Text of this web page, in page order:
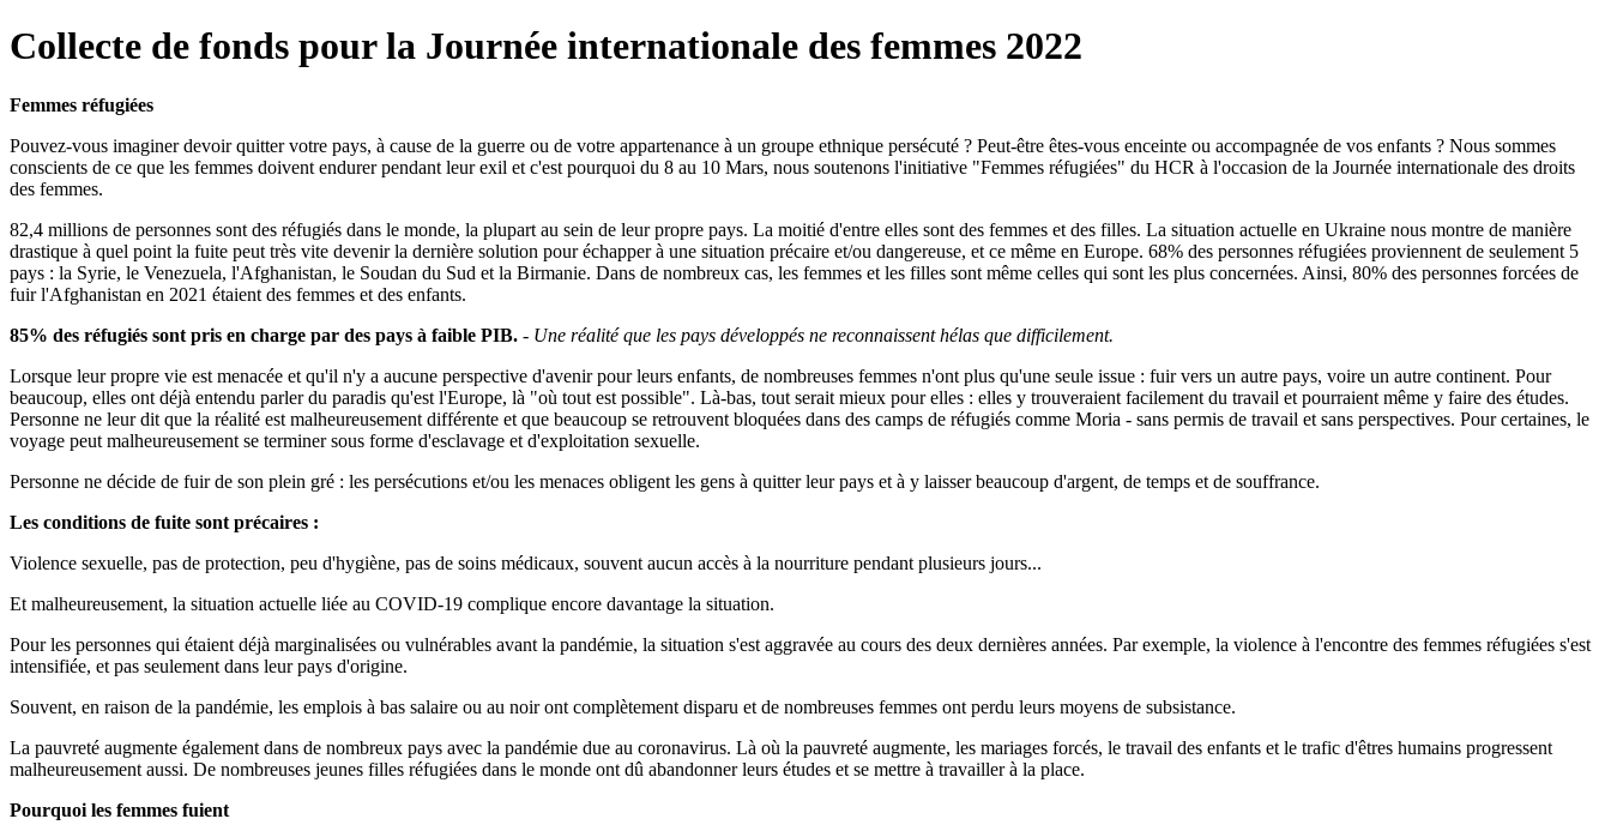
Collecte de fonds pour la Journée internationale des femmes 2022
Femmes réfugiées
Pouvez-vous imaginer devoir quitter votre pays, à cause de la guerre ou de votre appartenance à un groupe ethnique persécuté ? Peut-être êtes-vous enceinte ou accompagnée de vos enfants ? Nous sommes
conscients de ce que les femmes doivent endurer pendant leur exil et c'est pourquoi du 8 au 10 Mars, nous soutenons l'initiative "Femmes réfugiées" du HCR à l'occasion de la Journée internationale des droits
des femmes.
82,4 millions de personnes sont des réfugiés dans le monde, la plupart au sein de leur propre pays. La moitié d'entre elles sont des femmes et des filles. La situation actuelle en Ukraine nous montre de manière
drastique à quel point la fuite peut très vite devenir la dernière solution pour échapper à une situation précaire et/ou dangereuse, et ce même en Europe. 68% des personnes réfugiées proviennent de seulement 5
pays : la Syrie, le Venezuela, l'Afghanistan, le Soudan du Sud et la Birmanie. Dans de nombreux cas, les femmes et les filles sont même celles qui sont les plus concernées. Ainsi, 80% des personnes forcées de
fuir l'Afghanistan en 2021 étaient des femmes et des enfants.
85% des réfugiés sont pris en charge par des pays à faible PIB. - Une réalité que les pays développés ne reconnaissent hélas que difficilement.
Lorsque leur propre vie est menacée et qu'il n'y a aucune perspective d'avenir pour leurs enfants, de nombreuses femmes n'ont plus qu'une seule issue : fuir vers un autre pays, voire un autre continent. Pour
beaucoup, elles ont déjà entendu parler du paradis qu'est l'Europe, là "où tout est possible". Là-bas, tout serait mieux pour elles : elles y trouveraient facilement du travail et pourraient même y faire des études.
Personne ne leur dit que la réalité est malheureusement différente et que beaucoup se retrouvent bloquées dans des camps de réfugiés comme Moria - sans permis de travail et sans perspectives. Pour certaines, le
voyage peut malheureusement se terminer sous forme d'esclavage et d'exploitation sexuelle.
Personne ne décide de fuir de son plein gré : les persécutions et/ou les menaces obligent les gens à quitter leur pays et à y laisser beaucoup d'argent, de temps et de souffrance.
Les conditions de fuite sont précaires :
Violence sexuelle, pas de protection, peu d'hygiène, pas de soins médicaux, souvent aucun accès à la nourriture pendant plusieurs jours...
Et malheureusement, la situation actuelle liée au COVID-19 complique encore davantage la situation.
Pour les personnes qui étaient déjà marginalisées ou vulnérables avant la pandémie, la situation s'est aggravée au cours des deux dernières années. Par exemple, la violence à l'encontre des femmes réfugiées s'est
intensifiée, et pas seulement dans leur pays d'origine.
Souvent, en raison de la pandémie, les emplois à bas salaire ou au noir ont complètement disparu et de nombreuses femmes ont perdu leurs moyens de subsistance.
La pauvreté augmente également dans de nombreux pays avec la pandémie due au coronavirus. Là où la pauvreté augmente, les mariages forcés, le travail des enfants et le trafic d'êtres humains progressent
malheureusement aussi. De nombreuses jeunes filles réfugiées dans le monde ont dû abandonner leurs études et se mettre à travailler à la place.
Pourquoi les femmes fuient